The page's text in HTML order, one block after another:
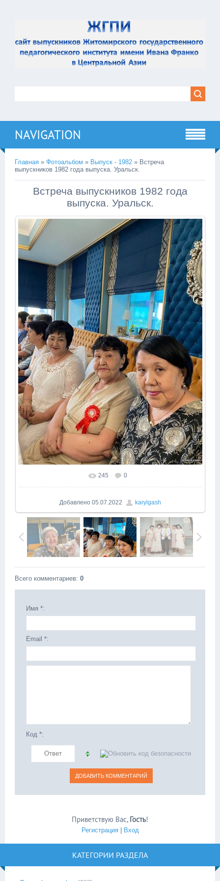
NAVIGATION
Главная » Фотоальбом » Выпуск - 1982 » Встреча
выпускников 1982 года выпуска. Уральск.
Встреча выпускников 1982 года
выпуска. Уральск.
245 0
Добавлено 05.07.2022 karylgash
Всего комментариев: 0
Имя *:
Email *:
Код *:
Приветствую Вас, Гость!
Регистрация| Вход
КАТЕГОРИИ РАЗДЕЛА